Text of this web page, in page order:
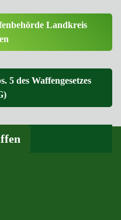
Landkreis
5 des Waffengesetzes